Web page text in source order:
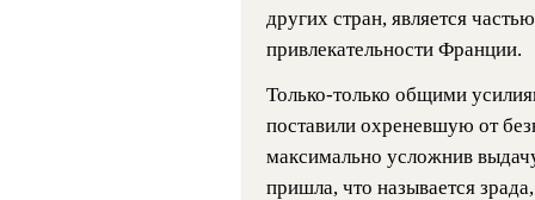
других стран, является
привлекательности Франции.
Только-только общими
поставили охреневшую от
максимально усложнив
пришла, что называется